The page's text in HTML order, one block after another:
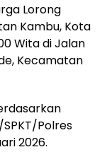
Lorong
Kambu, Kota
Wita di Jalan
Kecamatan
Polres
2026.